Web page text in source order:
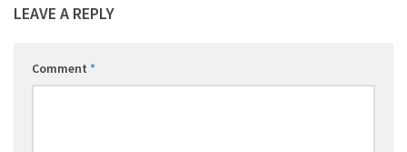
LEAVE A REPLY
Comment *